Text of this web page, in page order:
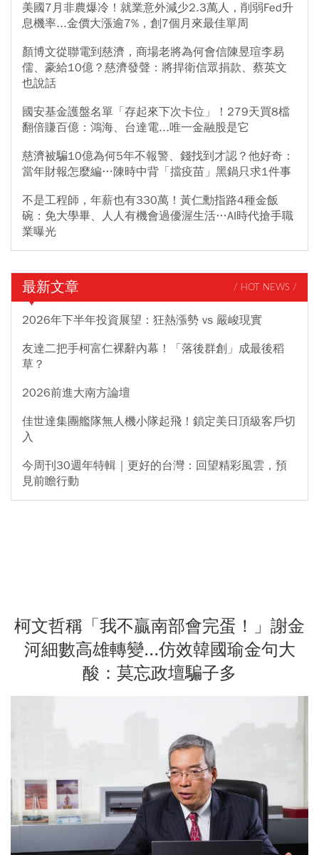
美國7月非農爆冷！就業意外減少2.3萬人，削弱Fed升
息機率...金價大漲逾7%，創7個月來最佳單周
顏博文從聯電到慈濟，商場老將為何會信陳昱瑄李易
儒、豪給10億？慈濟發聲：將捍衛信眾捐款、蔡英文
也說話
國安基金護盤名單「存起來下次卡位」！279天買8檔
翻倍賺百億：鴻海、台達電...唯一金融股是它
慈濟被騙10億為何5年不報警、錢找到才認？他好奇：
當年財報怎麼編…陳時中背「擋疫苗」黑鍋只求1件事
不是工程師，年薪也有330萬！黃仁勳指路4種金飯
碗：免大學畢、人人有機會過優渥生活…AI時代搶手職
業曝光
最新文章 / HOT NEWS /
2026年下半年投資展望：狂熱漲勢 vs 嚴峻現實
友達二把手柯富仁裸辭內幕！「落後群創」成最後稻
草？
2026前進大南方論壇
佳世達集團艦隊無人機小隊起飛！鎖定美日頂級客戶切
入
今周刊30週年特輯｜更好的台灣：回望精彩風雲，預
見前瞻行動
柯文哲稱「我不贏南部會完蛋！」謝金
河細數高雄轉變...仿效韓國瑜金句大
酸：莫忘政壇騙子多